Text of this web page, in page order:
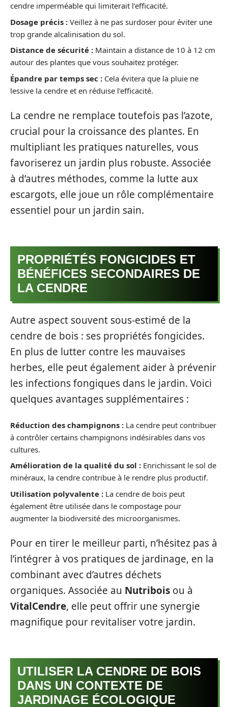
cendre imperméable qui limiterait l’efficacité.
Dosage précis : Veillez à ne pas surdoser pour éviter une
trop grande alcalinisation du sol.
Distance de sécurité : Maintain a distance de 10 à 12 cm
autour des plantes que vous souhaitez protéger.
Épandre par temps sec : Cela évitera que la pluie ne
lessive la cendre et en réduise l’efficacité.
La cendre ne remplace toutefois pas l’azote,
crucial pour la croissance des plantes. En
multipliant les pratiques naturelles, vous
favoriserez un jardin plus robuste. Associée
à d’autres méthodes, comme la lutte aux
escargots, elle joue un rôle complémentaire
essentiel pour un jardin sain.
PROPRIÉTÉS FONGICIDES ET
BÉNÉFICES SECONDAIRES DE
LA CENDRE
Autre aspect souvent sous-estimé de la
cendre de bois : ses propriétés fongicides.
En plus de lutter contre les mauvaises
herbes, elle peut également aider à prévenir
les infections fongiques dans le jardin. Voici
quelques avantages supplémentaires :
Réduction des champignons : La cendre peut contribuer
à contrôler certains champignons indésirables dans vos
cultures.
Amélioration de la qualité du sol : Enrichissant le sol de
minéraux, la cendre contribue à le rendre plus productif.
Utilisation polyvalente : La cendre de bois peut
également être utilisée dans le compostage pour
augmenter la biodiversité des microorganismes.
Pour en tirer le meilleur parti, n’hésitez pas à
l’intégrer à vos pratiques de jardinage, en la
combinant avec d’autres déchets
organiques. Associée au Nutribois ou à
VitalCendre, elle peut offrir une synergie
magnifique pour revitaliser votre jardin.
UTILISER LA CENDRE DE BOIS
DANS UN CONTEXTE DE
JARDINAGE ÉCOLOGIQUE